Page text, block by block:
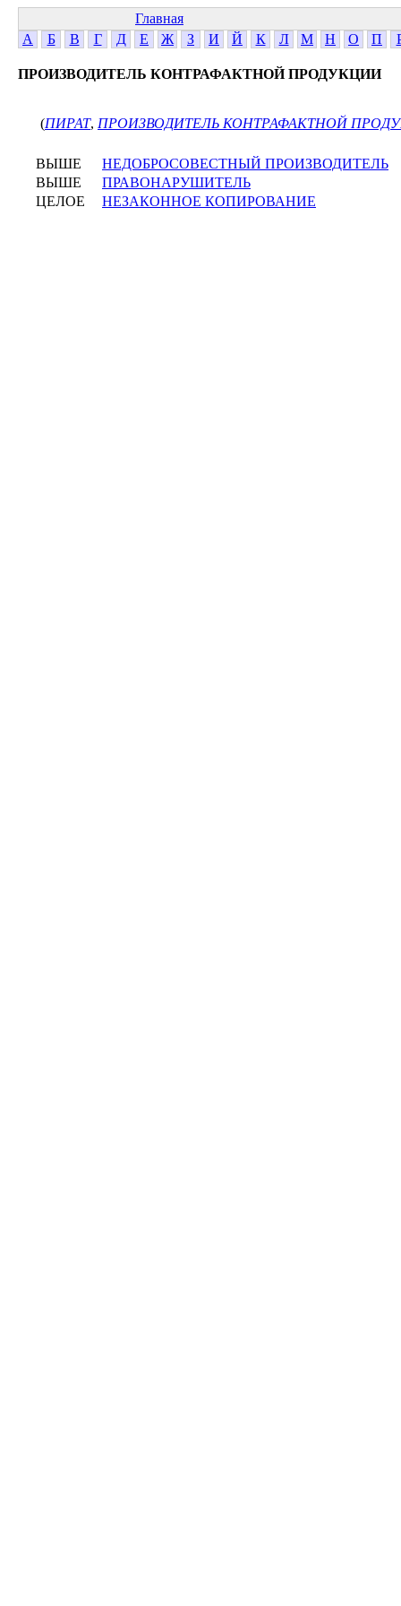
Главная
А
Б В Г Д Е Ж З И Й К Л М Н О П
ПРОИЗВОДИТЕЛЬ КОНТРАФАКТНОЙ ПРОДУКЦИИ
(ПИРАТ, ПРОИЗВОДИТЕЛЬ КОНТРАФАКТНОЙ
ВЫШЕ
НЕДОБРОСОВЕСТНЫЙ ПРОИЗВОДИТЕЛЬ
ВЫШЕ
ПРАВОНАРУШИТЕЛЬ
ЦЕЛОЕ
НЕЗАКОННОЕ КОПИРОВАНИЕ